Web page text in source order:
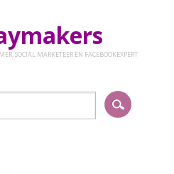
SOCIAL MARKETEER EN FACEBOOKEXPERT